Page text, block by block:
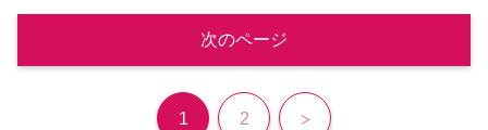
次のページ
1 2 次